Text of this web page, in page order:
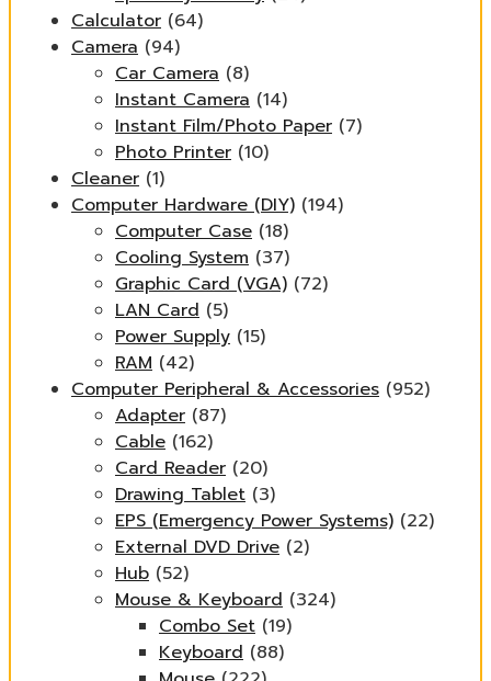
Calculator (64)
Camera (94)
Car Camera (8)
Instant Camera (14)
Instant Film/Photo Paper (7)
Photo Printer (10)
Cleaner (1)
Computer Hardware (DIY) (194)
Computer Case (18)
Cooling System (37)
Graphic Card (VGA) (72)
LAN Card (5)
Power Supply (15)
RAM (42)
Computer Peripheral & Accessories (952)
Adapter (87)
Cable (162)
Card Reader (20)
Drawing Tablet (3)
EPS (Emergency Power Systems) (22)
External DVD Drive (2)
Hub (52)
Mouse & Keyboard (324)
Combo Set (19)
Keyboard (88)